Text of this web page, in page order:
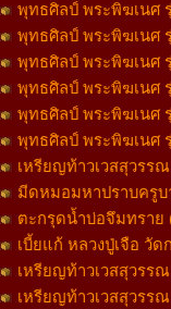
พุทธศิลป์ พระพิฆเนศ
พุทธศิลป์ พระพิฆเนศ
พุทธศิลป์ พระพิฆเนศ
พุทธศิลป์ พระพิฆเนศ
พุทธศิลป์ พระพิฆเนศ
พุทธศิลป์ พระพิฆเนศ
เหรียญท้าวเวสสุวร
มีดหมอมหาปราบครูบ
ตะกรุดน้ำบ่อจึมทรา
เบี้ยแก้ หลวงปู่เจือ วั
เหรียญท้าวเวสสุวรร
เหรียญท้าวเวสสุวรร